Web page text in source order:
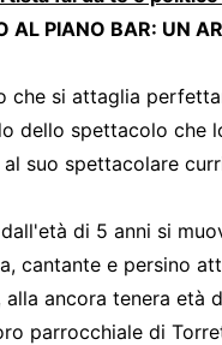
AL PIANO BAR: UN
che si attaglia
dello spettacolo che
al suo spettacolare
di 5 anni si
cantante e persino
ancora tenera età
parrocchiale di